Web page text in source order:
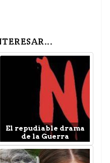
El repudiable drama
de la Guerra